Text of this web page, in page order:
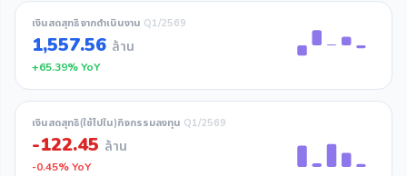
เงินสดสุทธิจากดำเนินงาน Q1/2569
1,557.56 ล้าน
+65.39% YoY
เงินสดสุทธิ(ใช้ไปใน)กิจกรรมลงทุน Q1/2569
-122.45 ล้าน
-0.45% YoY